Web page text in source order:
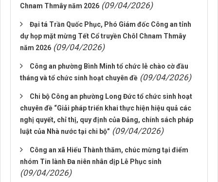
Chnam Thmây năm 2026 (09/04/2026)
Đại tá Trần Quốc Phục, Phó Giám đốc Công an tỉnh
dự họp mặt mừng Tết Cổ truyền Chôl Chnam Thmây
năm 2026 (09/04/2026)
Công an phường Bình Minh tổ chức lễ chào cờ đầu
tháng và tổ chức sinh hoạt chuyên đề (09/04/2026)
Chi bộ Công an phường Long Đức tổ chức sinh hoạt
chuyên đề “Giải pháp triển khai thực hiện hiệu quả các
nghị quyết, chỉ thị, quy định của Đảng, chính sách pháp
luật của Nhà nước tại chi bộ” (09/04/2026)
Công an xã Hiếu Thành thăm, chúc mừng tại điểm
nhóm Tin lành Đa niên nhân dịp Lễ Phục sinh
(09/04/2026)